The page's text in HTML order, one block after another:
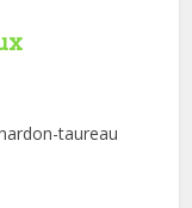
taureau